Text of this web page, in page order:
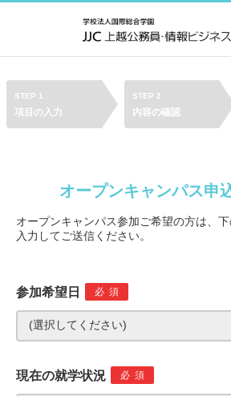
STEP 1
項目の入力
STEP 2
内容の確認
オープンキャンパス申
オープンキャンパス参加ご希望の方は、
入力してご送信ください。
参加希望日 必須
現在の就学状況 必須